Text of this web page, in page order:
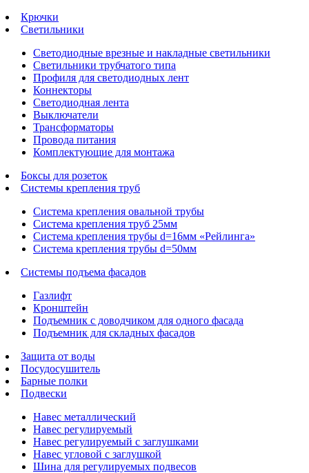
Крючки
Светильники
Светодиодные врезные и накладные светильники
Светильники трубчатого типа
Профиля для светодиодных лент
Коннекторы
Светодиодная лента
Выключатели
Трансформаторы
Провода питания
Комплектующие для монтажа
Боксы для розеток
Системы крепления труб
Система крепления овальной трубы
Система крепления труб 25мм
Система крепления трубы d=16мм «Рейлинга»
Система крепления трубы d=50мм
Системы подъема фасадов
Газлифт
Кронштейн
Подъемник с доводчиком для одного фасада
Подъемник для складных фасадов
Защита от воды
Посудосушитель
Барные полки
Подвески
Навес металлический
Навес регулируемый
Навес регулируемый с заглушками
Навес угловой с заглушкой
Шина для регулируемых подвесов